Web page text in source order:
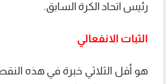
رئيس اتحاد الكرة السابق.
الثبات الانفعالي
هو أقل الثلاثي خبرة في هذه